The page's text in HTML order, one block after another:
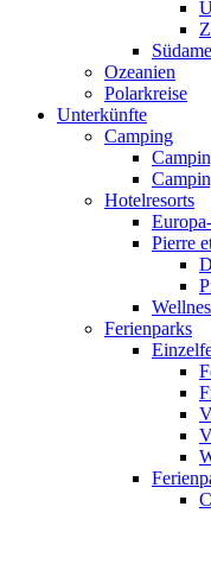
Ozeanien
Polarkreise
Unterkünfte
Camping
Hotelresorts
Pierre
Ferienparks